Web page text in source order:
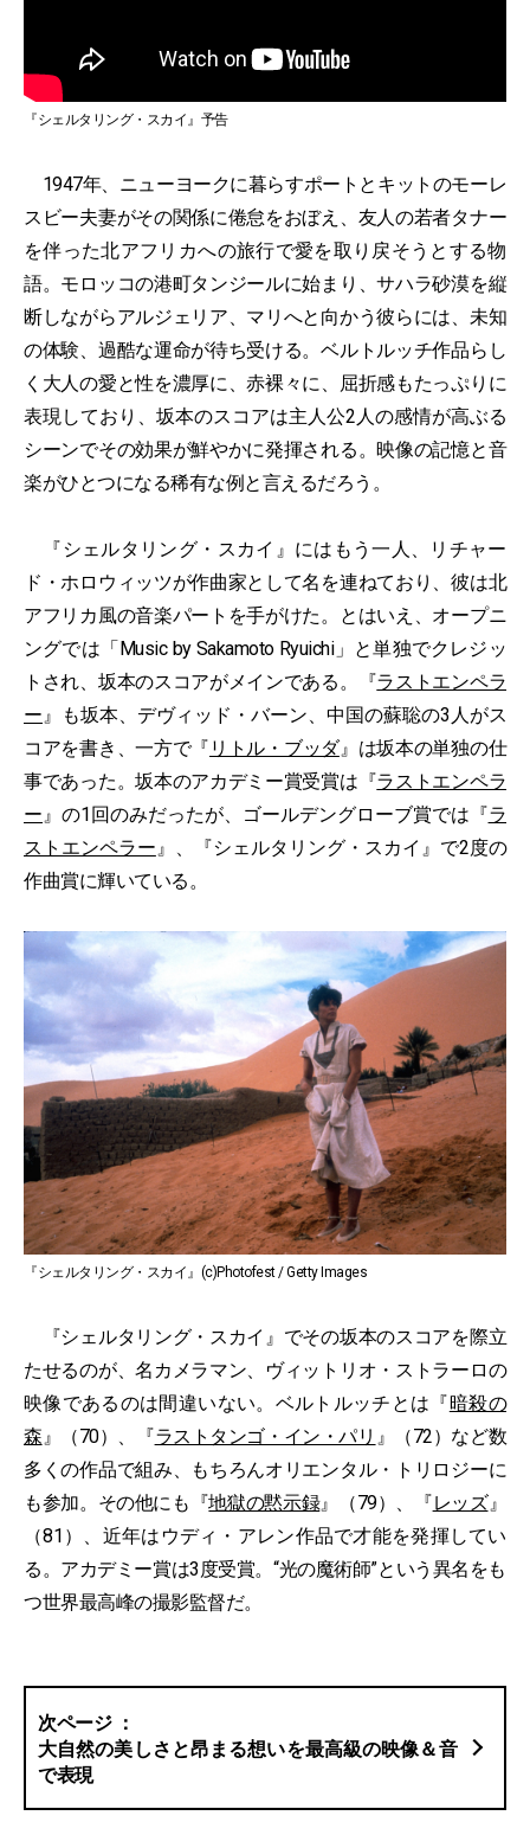
『シェルタリング・スカイ』予告
1947年、ニューヨークに暮らすポートとキットのモーレ
スビー夫妻がその関係に倦怠をおぼえ、友人の若者タナー
を伴った北アフリカへの旅行で愛を取り戻そうとする物
語。モロッコの港町タンジールに始まり、サハラ砂漠を縦
断しながらアルジェリア、マリへと向かう彼らには、未知
の体験、過酷な運命が待ち受ける。ベルトルッチ作品らし
く大人の愛と性を濃厚に、赤裸々に、屈折感もたっぷりに
表現しており、坂本のスコアは主人公2人の感情が高ぶる
シーンでその効果が鮮やかに発揮される。映像の記憶と音
楽がひとつになる稀有な例と言えるだろう。
『シェルタリング・スカイ』にはもう一人、リチャー
ド・ホロウィッツが作曲家として名を連ねており、彼は北
アフリカ風の音楽パートを手がけた。とはいえ、オープニ
ングでは「Music by Sakamoto Ryuichi」と単独でクレジッ
トされ、坂本のスコアがメインである。『ラストエンペラ
ー 』も坂本、デヴィッド・バーン、中国の蘇聡の3人がス
コアを書き、一方で『 リトル・ブッダ』は坂本の単独の仕
事であった。坂本のアカデミー賞受賞は『ラストエンペラ
ー 』の1回のみだったが、ゴールデングローブ賞では『ラ
ストエンペラー 』、『シェルタリング・スカイ』で2度の
作曲賞に輝いている。
『シェルタリング・スカイ』(c)Photofest / Getty Images
『シェルタリング・スカイ』でその坂本のスコアを際立
たせるのが、名カメラマン、ヴィットリオ・ストラーロの
映像であるのは間違いない。ベルトルッチとは『暗殺の
森』（70）、『ラストタンゴ・イン・パリ 』（72）など数
多くの作品で組み、もちろんオリエンタル・トリロジーに
も参加。その他にも『地獄の黙示録』（79）、『レッズ』
（81）、近年はウディ・アレン作品で才能を発揮してい
る。アカデミー賞は3度受賞。“光の魔術師”という異名をも
つ世界最高峰の撮影監督だ。
大自然の美しさと昂まる想いを最高級の映像＆音
で表現